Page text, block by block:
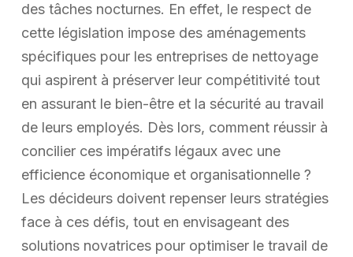
des tâches nocturnes. En effet, le respect de
cette législation impose des aménagements
spécifiques pour les entreprises de nettoyage
qui aspirent à préserver leur compétitivité tout
en assurant le bien-être et la sécurité au travail
de leurs employés. Dès lors, comment réussir à
concilier ces impératifs légaux avec une
efficience économique et organisationnelle ?
Les décideurs doivent repenser leurs stratégies
face à ces défis, tout en envisageant des
solutions novatrices pour optimiser le travail de